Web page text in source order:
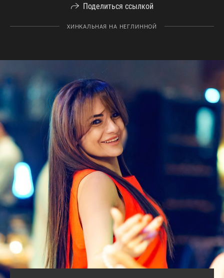
Поделиться ссылкой
ХИНКАЛЬНАЯ НА НЕГЛИННОЙ